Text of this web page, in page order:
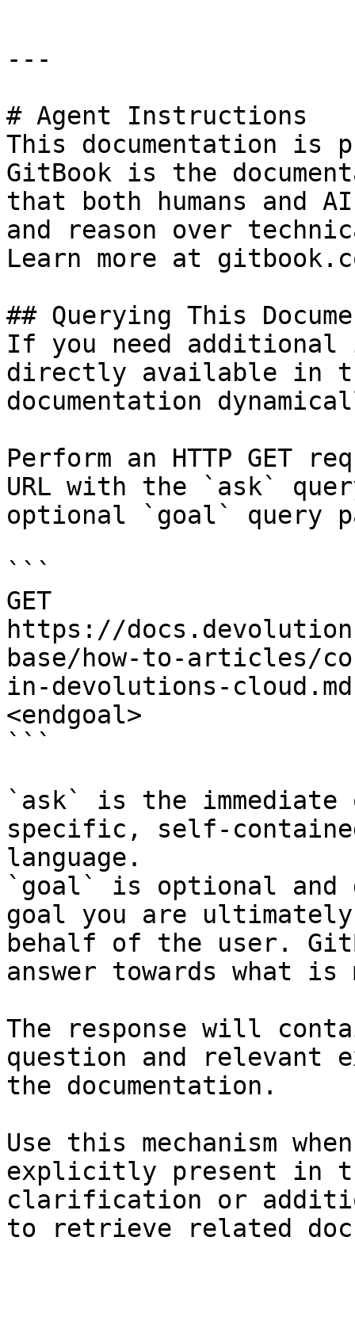
---
# Agent Instructions
This documentation is
GitBook is the
that both humans and
and reason over
Learn more at
## Querying This
If you need
directly available in
documentation
Perform an HTTP GET
URL with the `ask`
optional `goal` query
```
GET
https://
base/how-to-articles/
in-devolutions-
<endgoal>
```
`ask` is the
specific, self-
language.
`goal` is optional and
goal you are
behalf of the user.
answer towards what
The response will
question and relevant
the documentation.
Use this mechanism
explicitly present in
clarification or